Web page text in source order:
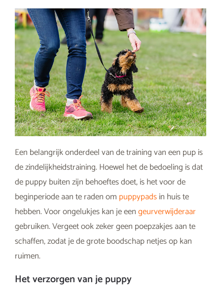
Een belangrijk onderdeel van de training van een pup is
de zindelijkheidstraining. Hoewel het de bedoeling is dat
de puppy buiten zijn behoeftes doet, is het voor de
beginperiode aan te raden om puppypadsin huis te
hebben. Voor ongelukjes kan je eengeurverwijderaar
gebruiken. Vergeet ook zeker geen poepzakjes aan te
schaffen, zodat je de grote boodschap netjes op kan
ruimen.
Het verzorgen van je puppy